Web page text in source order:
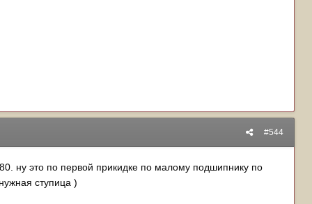
#544
ну это по первой прикидке по малому подшипнику по
ступица )